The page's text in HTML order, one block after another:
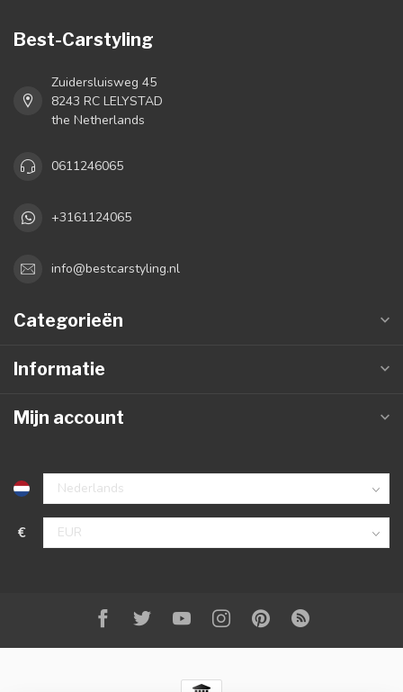
Best-Carstyling
Zuidersluisweg 45
8243 RC LELYSTAD
the Netherlands
0611246065
+3161124065
info@bestcarstyling.nl
Categorieën
Informatie
Mijn account
€